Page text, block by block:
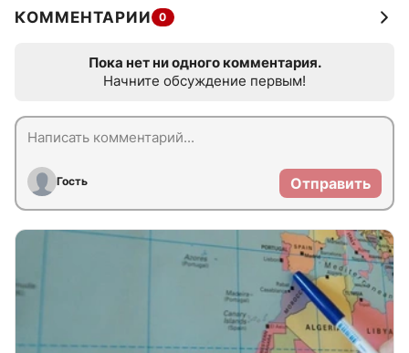
КОММЕНТАРИИ 0
Пока нет ни одного комментария.
Начните обсуждение первым!
Гость Отправить